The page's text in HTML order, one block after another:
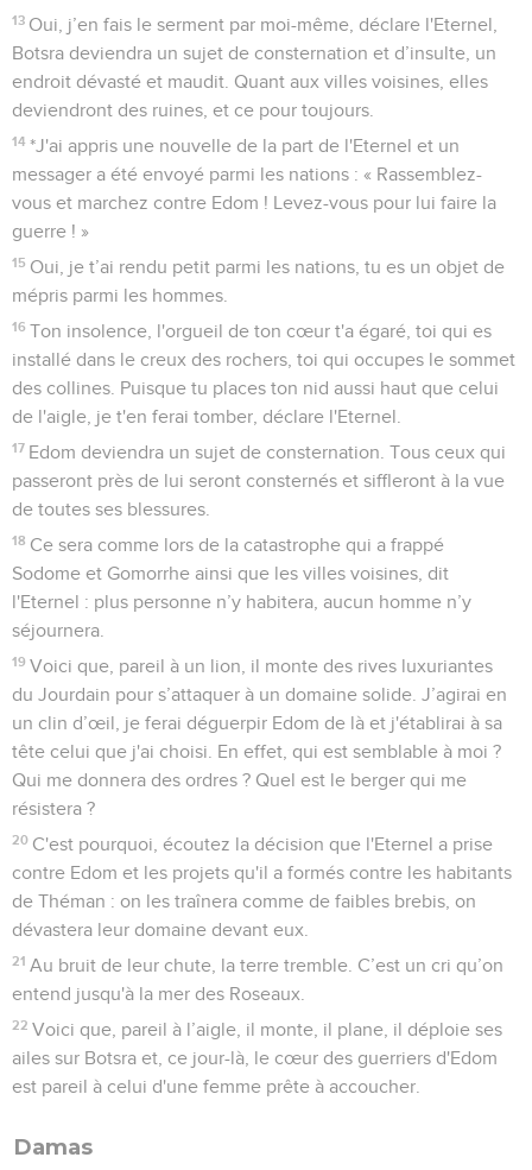
13 Oui, j’en fais le serment par moi-même, déclare l'Eternel,
Botsra deviendra un sujet de consternation et d’insulte, un
endroit dévasté et maudit. Quant aux villes voisines, elles
deviendront des ruines, et ce pour toujours.
14 *J'ai appris une nouvelle de la part de l'Eternel et un
messager a été envoyé parmi les nations : « Rassemblez-
vous et marchez contre Edom ! Levez-vous pour lui faire la
guerre ! »
15 Oui, je t’ai rendu petit parmi les nations, tu es un objet de
mépris parmi les hommes.
16 Ton insolence, l'orgueil de ton cœur t'a égaré, toi qui es
installé dans le creux des rochers, toi qui occupes le sommet
des collines. Puisque tu places ton nid aussi haut que celui
de l'aigle, je t'en ferai tomber, déclare l'Eternel.
17 Edom deviendra un sujet de consternation. Tous ceux qui
passeront près de lui seront consternés et siffleront à la vue
de toutes ses blessures.
18 Ce sera comme lors de la catastrophe qui a frappé
Sodome et Gomorrhe ainsi que les villes voisines, dit
l'Eternel : plus personne n’y habitera, aucun homme n’y
séjournera.
19 Voici que, pareil à un lion, il monte des rives luxuriantes
du Jourdain pour s’attaquer à un domaine solide. J’agirai en
un clin d’œil, je ferai déguerpir Edom de là et j'établirai à sa
tête celui que j'ai choisi. En effet, qui est semblable à moi ?
Qui me donnera des ordres ? Quel est le berger qui me
résistera ?
20 C'est pourquoi, écoutez la décision que l'Eternel a prise
contre Edom et les projets qu'il a formés contre les habitants
de Théman : on les traînera comme de faibles brebis, on
dévastera leur domaine devant eux.
21 Au bruit de leur chute, la terre tremble. C’est un cri qu’on
entend jusqu'à la mer des Roseaux.
22 Voici que, pareil à l’aigle, il monte, il plane, il déploie ses
ailes sur Botsra et, ce jour-là, le cœur des guerriers d'Edom
est pareil à celui d'une femme prête à accoucher.
Damas